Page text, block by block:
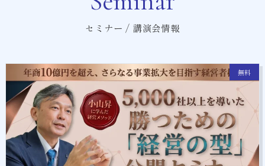
セミナー / 講演会情報
無料